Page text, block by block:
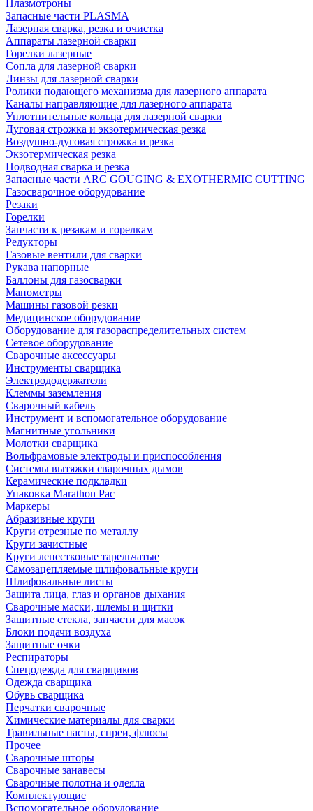
Плазмотроны
Запасные части PLASMA
Лазерная сварка, резка и очистка
Аппараты лазерной сварки
Горелки лазерные
Сопла для лазерной сварки
Линзы для лазерной сварки
Ролики подающего механизма для лазерного аппарата
Каналы направляющие для лазерного аппарата
Уплотнительные кольца для лазерной сварки
Дуговая строжка и экзотермическая резка
Воздушно-дуговая строжка и резка
Экзотермическая резка
Подводная сварка и резка
Запасные части ARC GOUGING & EXOTHERMIC CUTTING
Газосварочное оборудование
Резаки
Горелки
Запчасти к резакам и горелкам
Редукторы
Газовые вентили для сварки
Рукава напорные
Баллоны для газосварки
Манометры
Машины газовой резки
Медицинское оборудование
Оборудование для газораспределительных систем
Сетевое оборудование
Сварочные аксессуары
Инструменты сварщика
Электрододержатели
Клеммы заземления
Сварочный кабель
Инструмент и вспомогательное оборудование
Магнитные угольники
Молотки сварщика
Вольфрамовые электроды и приспособления
Системы вытяжки сварочных дымов
Керамические подкладки
Упаковка Marathon Pac
Маркеры
Абразивные круги
Круги отрезные по металлу
Круги зачистные
Круги лепестковые тарельчатые
Самозацепляемые шлифовальные круги
Шлифовальные листы
Защита лица, глаз и органов дыхания
Сварочные маски, шлемы и щитки
Защитные стекла, запчасти для масок
Блоки подачи воздуха
Защитные очки
Респираторы
Спецодежда для сварщиков
Одежда сварщика
Обувь сварщика
Перчатки сварочные
Химические материалы для сварки
Травильные пасты, спреи, флюсы
Прочее
Сварочные шторы
Сварочные занавесы
Сварочные полотна и одеяла
Комплектующие
Вспомогательное оборудование